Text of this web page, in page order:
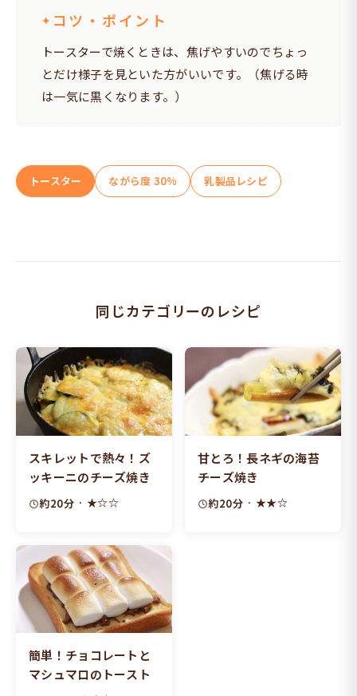
コツ・ポイント
トースターで焼くときは、焦げやすいのでちょっ
とだけ様子を見といた方がいいです。（焦げる時
は一気に黒くなります。）
トースター ながら度 30% 乳製品レシピ
同じカテゴリーのレシピ
スキレットで熱々！ズ
ッキーニのチーズ焼き
約20分 · ★☆☆
甘とろ！長ネギの海苔
チーズ焼き
約20分 · ★★☆
簡単！チョコレートと
マシュマロのトースト